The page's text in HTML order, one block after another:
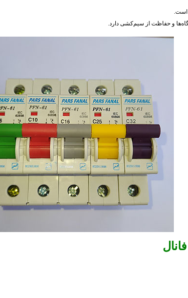
است.
و حفاظت از سیم‌کشی دارد.